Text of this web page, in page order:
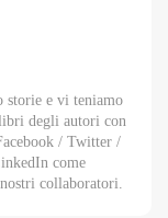
storie e vi teniamo
degli autori con
/ Twitter /
come
collaboratori.